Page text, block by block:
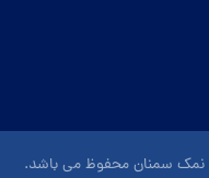
نمک سمنان محفوظ می باشد.